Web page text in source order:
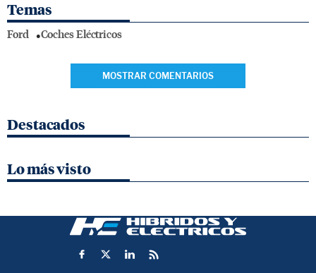
Temas
Ford Coches Eléctricos
MOSTRAR COMENTARIOS
Destacados
Lo más visto